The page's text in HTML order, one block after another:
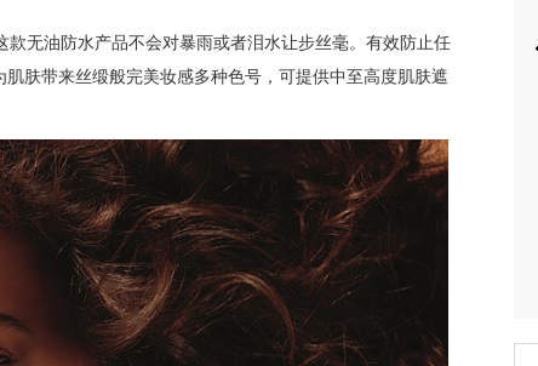
无油防水产品不会对暴雨或者泪水让步丝毫。有效防止任
肤带来丝缎般完美妆感多种色号，可提供中至高度肌肤遮